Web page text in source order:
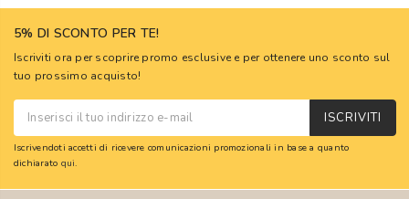
5% DI SCONTO PER TE!
Iscriviti ora per scoprire promo esclusive e per ottenere uno sconto sul
tuo prossimo acquisto!
ISCRIVITI
Iscrivendoti accetti di ricevere comunicazioni promozionali in base a quanto
dichiarato qui.